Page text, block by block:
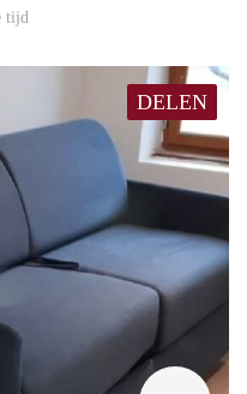
tijd
DELEN